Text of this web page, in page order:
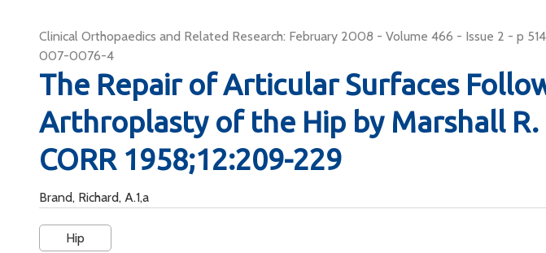
Clinical Orthopaedics and Related Research: February 2008 - Volume 466 - Issue 2 - p
007-0076-4
The Repair of Articular Surfaces
Arthroplasty of the Hip by Marshall R.
CORR 1958;12:209-229
Brand, Richard, A.1,a
Hip